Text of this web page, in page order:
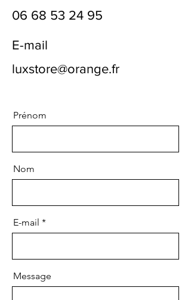
06 68 53 24 95
E-mail
luxstore@orange.fr
Prénom
Nom
E-mail
Message